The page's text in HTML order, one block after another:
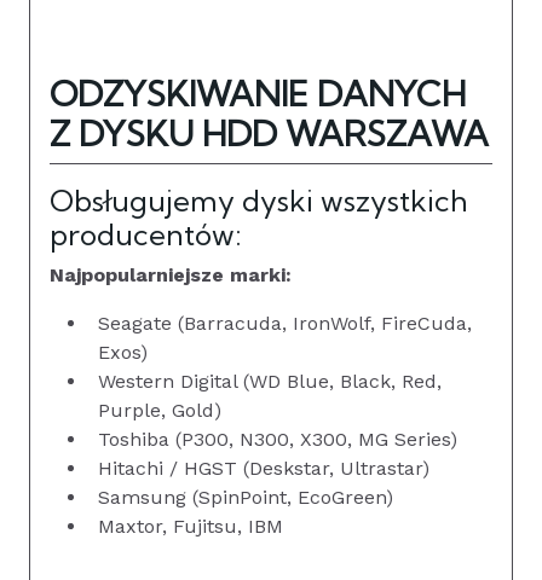
ODZYSKIWANIE DANYCH
Z DYSKU HDD WARSZAWA
Obsługujemy dyski wszystkich
producentów:
Najpopularniejsze marki:
Seagate (Barracuda, IronWolf, FireCuda,
Exos)
Western Digital (WD Blue, Black, Red,
Purple, Gold)
Toshiba (P300, N300, X300, MG Series)
Hitachi / HGST (Deskstar, Ultrastar)
Samsung (SpinPoint, EcoGreen)
Maxtor, Fujitsu, IBM